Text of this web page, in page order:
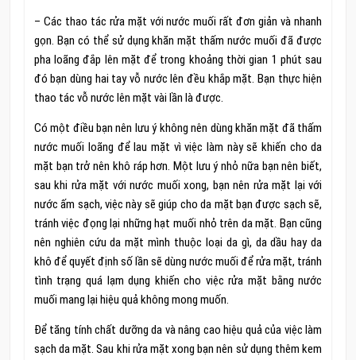
– Các thao tác rửa mặt với nước muối rất đơn giản và nhanh
gọn. Bạn có thể sử dụng khăn mặt thấm nước muối đã được
pha loãng đắp lên mặt để trong khoảng thời gian 1 phút sau
đó bạn dùng hai tay vỗ nước lên đều khắp mặt. Bạn thực hiện
thao tác vỗ nước lên mặt vài lần là được.
Có một điều bạn nên lưu ý không nên dùng khăn mặt đã thấm
nước muối loãng để lau mặt vì việc làm này sẽ khiến cho da
mặt bạn trở nên khô ráp hơn. Một lưu ý nhỏ nữa bạn nên biết,
sau khi rửa mặt với nước muối xong, bạn nên rửa mặt lại với
nước ấm sạch, việc này sẽ giúp cho da mặt bạn được sạch sẽ,
tránh việc đọng lại những hạt muối nhỏ trên da mặt. Bạn cũng
nên nghiên cứu da mặt mình thuộc loại da gì, da dầu hay da
khô để quyết định số lần sẽ dùng nước muối để rửa mặt, tránh
tình trạng quá lạm dụng khiến cho việc rửa mặt bằng nước
muối mang lại hiệu quả không mong muốn.
Để tăng tính chất dưỡng da và nâng cao hiệu quả của việc làm
sạch da mặt. Sau khi rửa mặt xong bạn nên sử dụng thêm kem